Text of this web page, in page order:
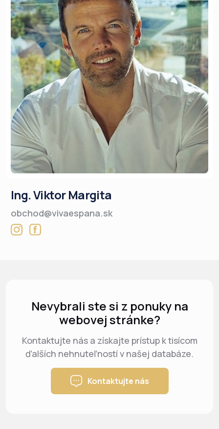
Ing. Viktor Margita
obchod@vivaespana.sk
Nevybrali ste si z ponuky na
webovej stránke?
Kontaktujte nás a získajte prístup k tisícom
ďalších nehnuteľností v našej databáze.
Kontaktujte nás